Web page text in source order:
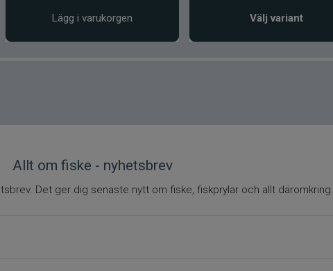
Lägg i varukorgen Välj variant
Allt om fiske - nyhetsbrev
Det ger dig senaste nytt om fiske, fiskprylar och allt däromkring.